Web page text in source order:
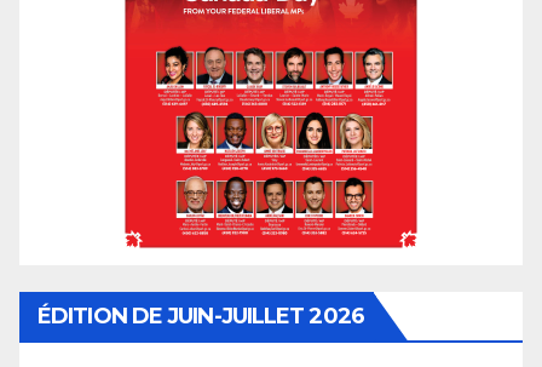
ÉDITION DE JUIN-JUILLET 2026